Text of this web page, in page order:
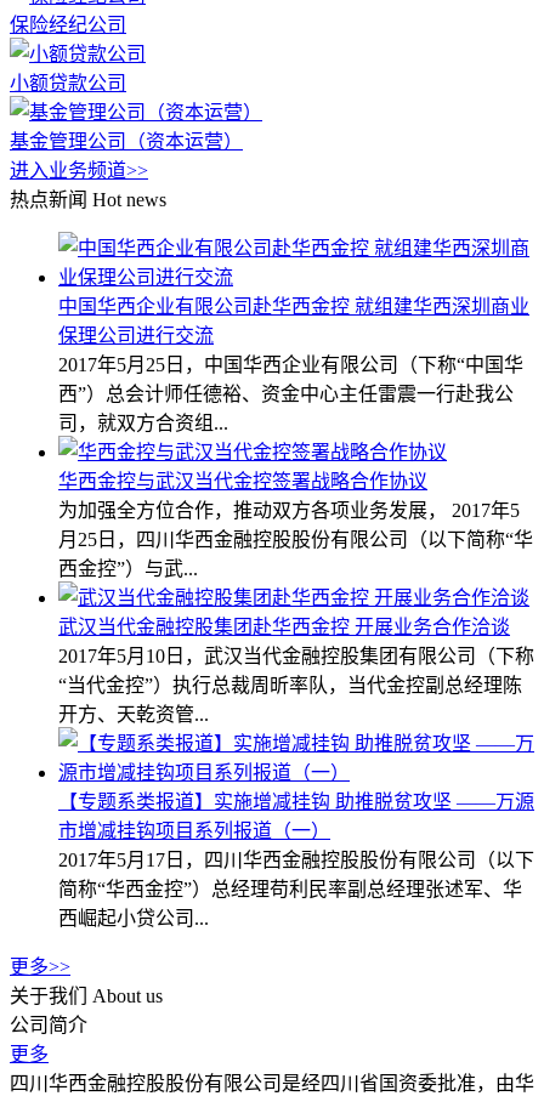
保险经纪公司
小额贷款公司
基金管理公司（资本运营）
进入业务频道>>
热点新闻 Hot news
中国华西企业有限公司赴华西金控 就组建华西深圳商业
保理公司进行交流
2017年5月25日，中国华西企业有限公司（下称“中国华
西”）总会计师任德裕、资金中心主任雷震一行赴我公
司，就双方合资组...
华西金控与武汉当代金控签署战略合作协议
为加强全方位合作，推动双方各项业务发展， 2017年5
月25日，四川华西金融控股股份有限公司（以下简称“华
西金控”）与武...
武汉当代金融控股集团赴华西金控 开展业务合作洽谈
2017年5月10日，武汉当代金融控股集团有限公司（下称
“当代金控”）执行总裁周昕率队，当代金控副总经理陈
开方、天乾资管...
【专题系类报道】实施增减挂钩 助推脱贫攻坚 ——万源
市增减挂钩项目系列报道（一）
2017年5月17日，四川华西金融控股股份有限公司（以下
简称“华西金控”）总经理苟利民率副总经理张述军、华
西崛起小贷公司...
更多>>
关于我们
About us
公司简介
更多
四川华西金融控股股份有限公司是经四川省国资委批准，由华